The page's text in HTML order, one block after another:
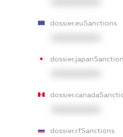
dossier.euSanctions
dossier.rfSanctions